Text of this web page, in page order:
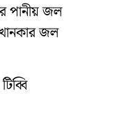
পানীয় জল
জল